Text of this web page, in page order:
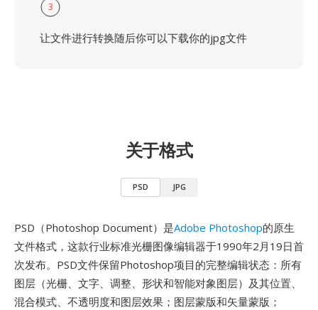
3
让文件进行转换随后你可以下载你的jpg文件
关于格式
PSD JPG
PSD（Photoshop Document）是Adobe Photoshop的原生
文件格式，这款行业标准光栅图像编辑器于1990年2月19日首
次发布。PSD文件保留Photoshop项目的完整编辑状态：所有
图层（光栅、文字、调整、形状和智能对象图层）及其位置、
混合模式、不透明度和图层效果；图层蒙版和矢量蒙版；